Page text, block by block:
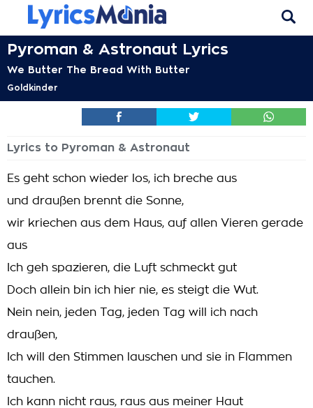
Pyroman & Astronaut Lyrics
We Butter The Bread With Butter
Goldkinder
Lyrics to Pyroman & Astronaut
Es geht schon wieder los, ich breche aus
und draußen brennt die Sonne,
wir kriechen aus dem Haus, auf allen Vieren gerade
aus
Ich geh spazieren, die Luft schmeckt gut
Doch allein bin ich hier nie, es steigt die Wut.
Nein nein, jeden Tag, jeden Tag will ich nach
draußen,
Ich will den Stimmen lauschen und sie in Flammen
tauchen.
Ich kann nicht raus, raus aus meiner Haut